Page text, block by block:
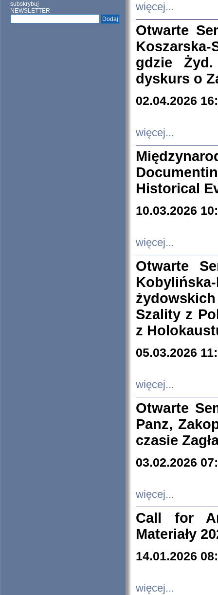
subskrybuj
NEWSLETTER
więcej...
Otwarte
Koszarska-
gdzie
dyskurs o
02.04.2026
więcej...
Historical
10.03.2026
więcej...
Otwarte
Szality z
z
05.03.2026
więcej...
Otwarte
Panz,
czasie
03.02.2026
więcej...
Call for
Materiały
14.01.2026
więcej...